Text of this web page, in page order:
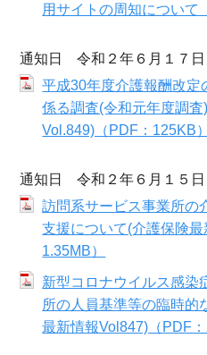
用サイトの周知について
通知日 令和２年６月１７日
平成30年度介護報酬改定
係る調査(令和元年度調
Vol.849)（PDF：125KB）
通知日 令和２年６月１５日
訪問系サービス事業所の
支援について(介護保険最
1.35MB）
新型コロナウイルス感染
所の人員基準等の臨時的
最新情報Vol847)（PDF：